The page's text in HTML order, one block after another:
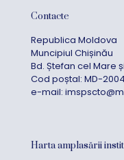
Contacte
Republica Moldova
Muncipiul Chișinău
Bd. Ștefan cel Mare
Cod poștal: MD-2004
e-mail:
Harta amplasării